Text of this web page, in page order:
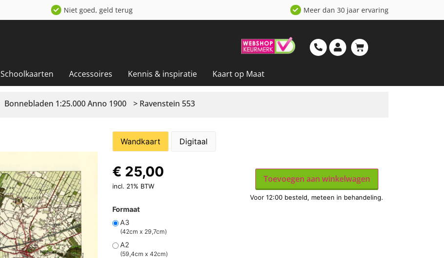
Niet goed, geld terug Meer dan 30 jaar ervaring
Schoolkaarten Accessoires Kennis & inspiratie Kaart op Maat
Bonnebladen 1:25.000 Anno 1900 > Ravenstein 553
Wandkaart Digitaal
Formaat
A3
(42cm x 29,7cm)
A2
(59,4cm x 42cm)
€ 25,00
incl. 21% BTW
Toevoegen aan winkelwagen